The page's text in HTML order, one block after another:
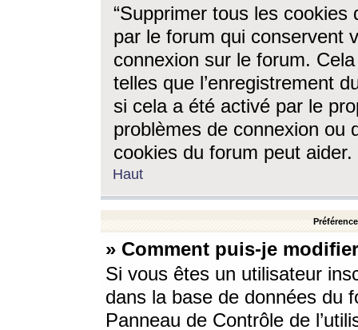
“Supprimer tous les cookies
par le forum qui conservent
connexion sur le forum.
telles que l’enregistrement
si cela a été activé par le
problèmes de connexion ou
cookies du forum peut aider.
Haut
» Comment puis-je
Si vous êtes un utilisateur
dans la base de données du
Panneau de Contrôle de